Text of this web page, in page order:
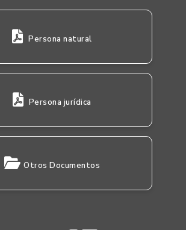
Persona natural
Persona jurídica
Otros Documentos